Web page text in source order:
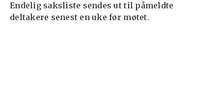
Endelig saksliste sendes ut til påmeldte
deltakere senest en uke før møtet.